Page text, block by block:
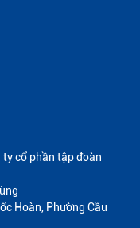
cổ phần tập đoàn
Hoàn, Phường Cầu